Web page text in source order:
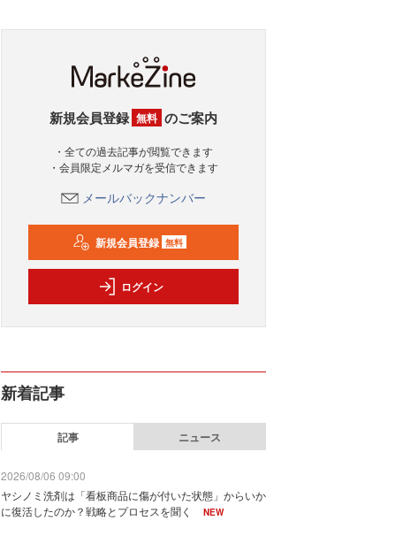
新規会員登録 無料 のご案内
・全ての過去記事が閲覧できます
・会員限定メルマガを受信できます
メールバックナンバー
新規会員登録 無料
ログイン
新着記事
記事 ニュース
2026/08/06 09:00
ヤシノミ洗剤は「看板商品に傷が付いた状態」からいか
に復活したのか？戦略とプロセスを聞く
NEW